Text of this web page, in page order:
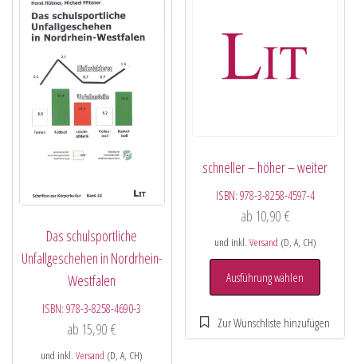
Das schulsportliche
Unfallgeschehen in Nordrhein-
Westfalen
ISBN:978-3-8258-4690-3
ab 15,90€
und inkl.Versand (D, A, CH)
schneller – höher – weiter
ISBN: 978-3-8258-4597-4
ab 10,90 €
und inkl. Versand (D, A, CH)
Ausführung wählen